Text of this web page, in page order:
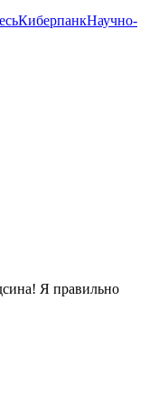
КиберпанкНаучно-
Я правильно